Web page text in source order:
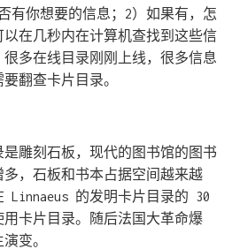
有你想要的信息；2）如果有，怎
在几秒内在计算机查找到这些信
多在线目录刚刚上线，很多信息
翻查卡片目录。
雕刻石板，现代的图书馆的图书
，石板和书本占据空间越来越
Linnaeus 的发明卡片目录的 30
卡片目录。随后法国大革命爆
变。